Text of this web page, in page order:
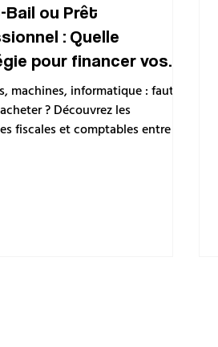
Bail ou Prêt
: Quelle
pour financer vos
?
machines, informatique : faut-il
? Découvrez les
fiscales et comptables entre le